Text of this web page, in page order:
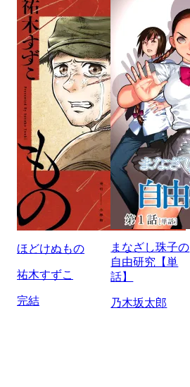
ほどけぬもの
祐木すずこ
完結
まなざし珠子の
自由研究【単
話】
乃木坂太郎